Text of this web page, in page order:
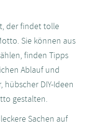
der findet tolle
Sie können aus
finden Tipps
Ablauf und
DIY-Ideen
gestalten.
Sachen auf